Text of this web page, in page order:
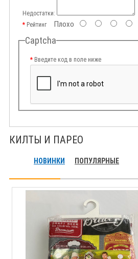
Недостатки:
РейтингПлохо
Captcha
Введите код в поле ниже
КИЛТЫ И ПАРЕО
НОВИНКИ ПОПУЛЯРНЫЕ